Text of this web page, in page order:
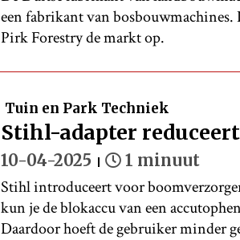
een fabrikant van bosbouwmachines.
Pirk Forestry de markt op.
Tuin en Park Techniek
Stihl-adapter
10-04-2025 1 minuut
Stihl introduceert voor
kun je de blokaccu van een
Daardoor hoeft de gebruiker minder